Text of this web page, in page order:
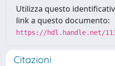
Utilizza questo
link a questo documento:
https://hdl.handle.net/
Citazioni